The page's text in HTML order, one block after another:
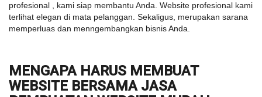
profesional , kami siap membantu Anda. Website profesional kami
terlihat elegan di mata pelanggan. Sekaligus, merupakan sarana
memperluas dan menngembangkan bisnis Anda.
MENGAPA HARUS MEMBUAT
WEBSITE BERSAMA JASA